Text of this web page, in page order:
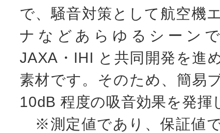
で、騒音対策として航空機
ナなどあらゆるシーン
JAXA・IHI と共同開発を進
素材です。そのため、簡易
10dB 程度の吸音効果を発揮
※測定値であり、保証値